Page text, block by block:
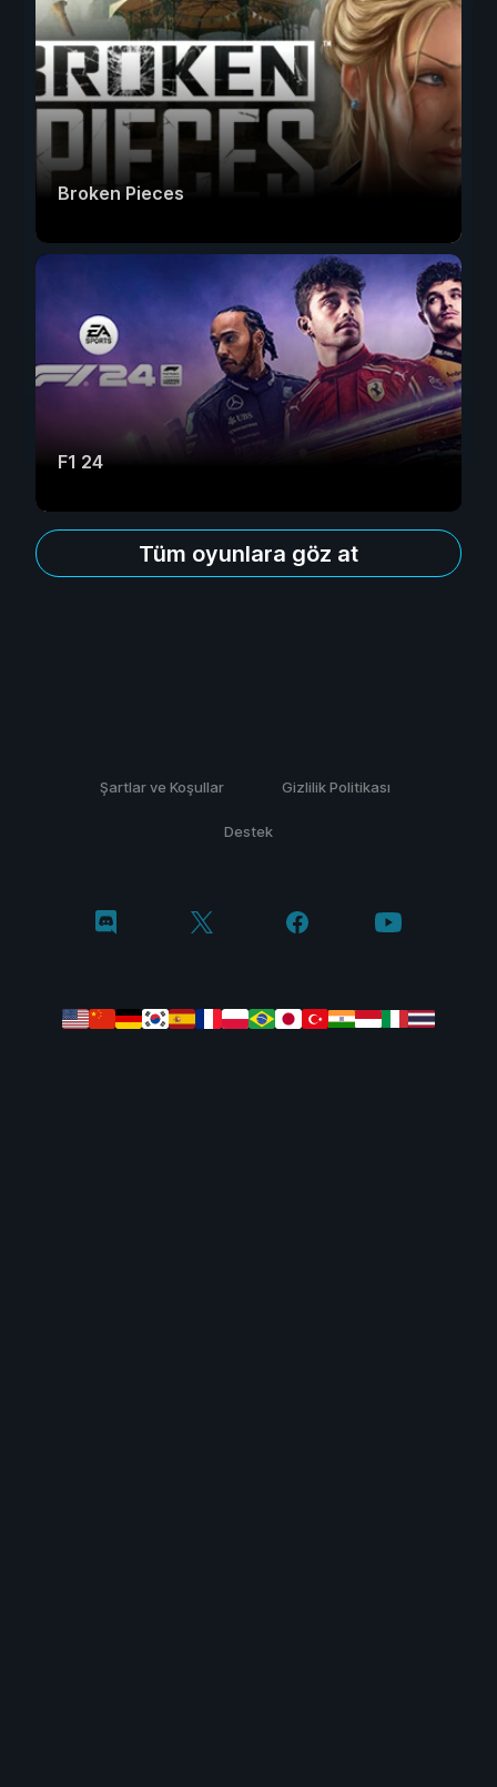
Broken Pieces
F1 24
Tüm oyunlara göz at
Şartlar ve Koşullar Gizlilik Politikası
Destek